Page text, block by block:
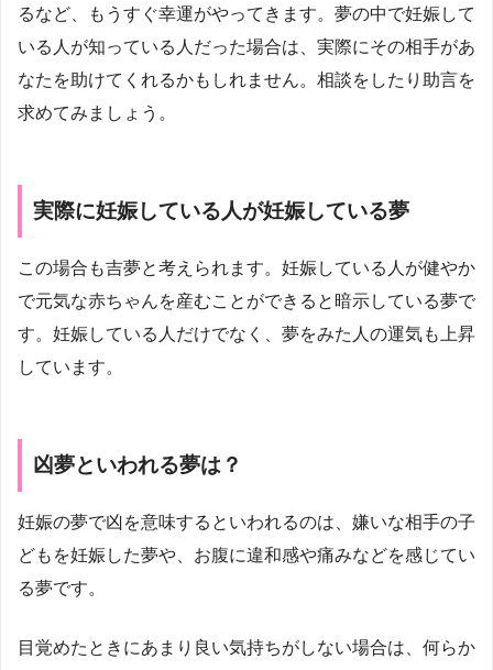
るなど、もうすぐ幸運がやってきます。夢の中で妊娠して
いる人が知っている人だった場合は、実際にその相手があ
なたを助けてくれるかもしれません。相談をしたり助言を
求めてみましょう。
実際に妊娠している人が妊娠している夢
この場合も吉夢と考えられます。妊娠している人が健やか
で元気な赤ちゃんを産むことができると暗示している夢で
す。妊娠している人だけでなく、夢をみた人の運気も上昇
しています。
凶夢といわれる夢は？
妊娠の夢で凶を意味するといわれるのは、嫌いな相手の子
どもを妊娠した夢や、お腹に違和感や痛みなどを感じてい
る夢です。
目覚めたときにあまり良い気持ちがしない場合は、何らか